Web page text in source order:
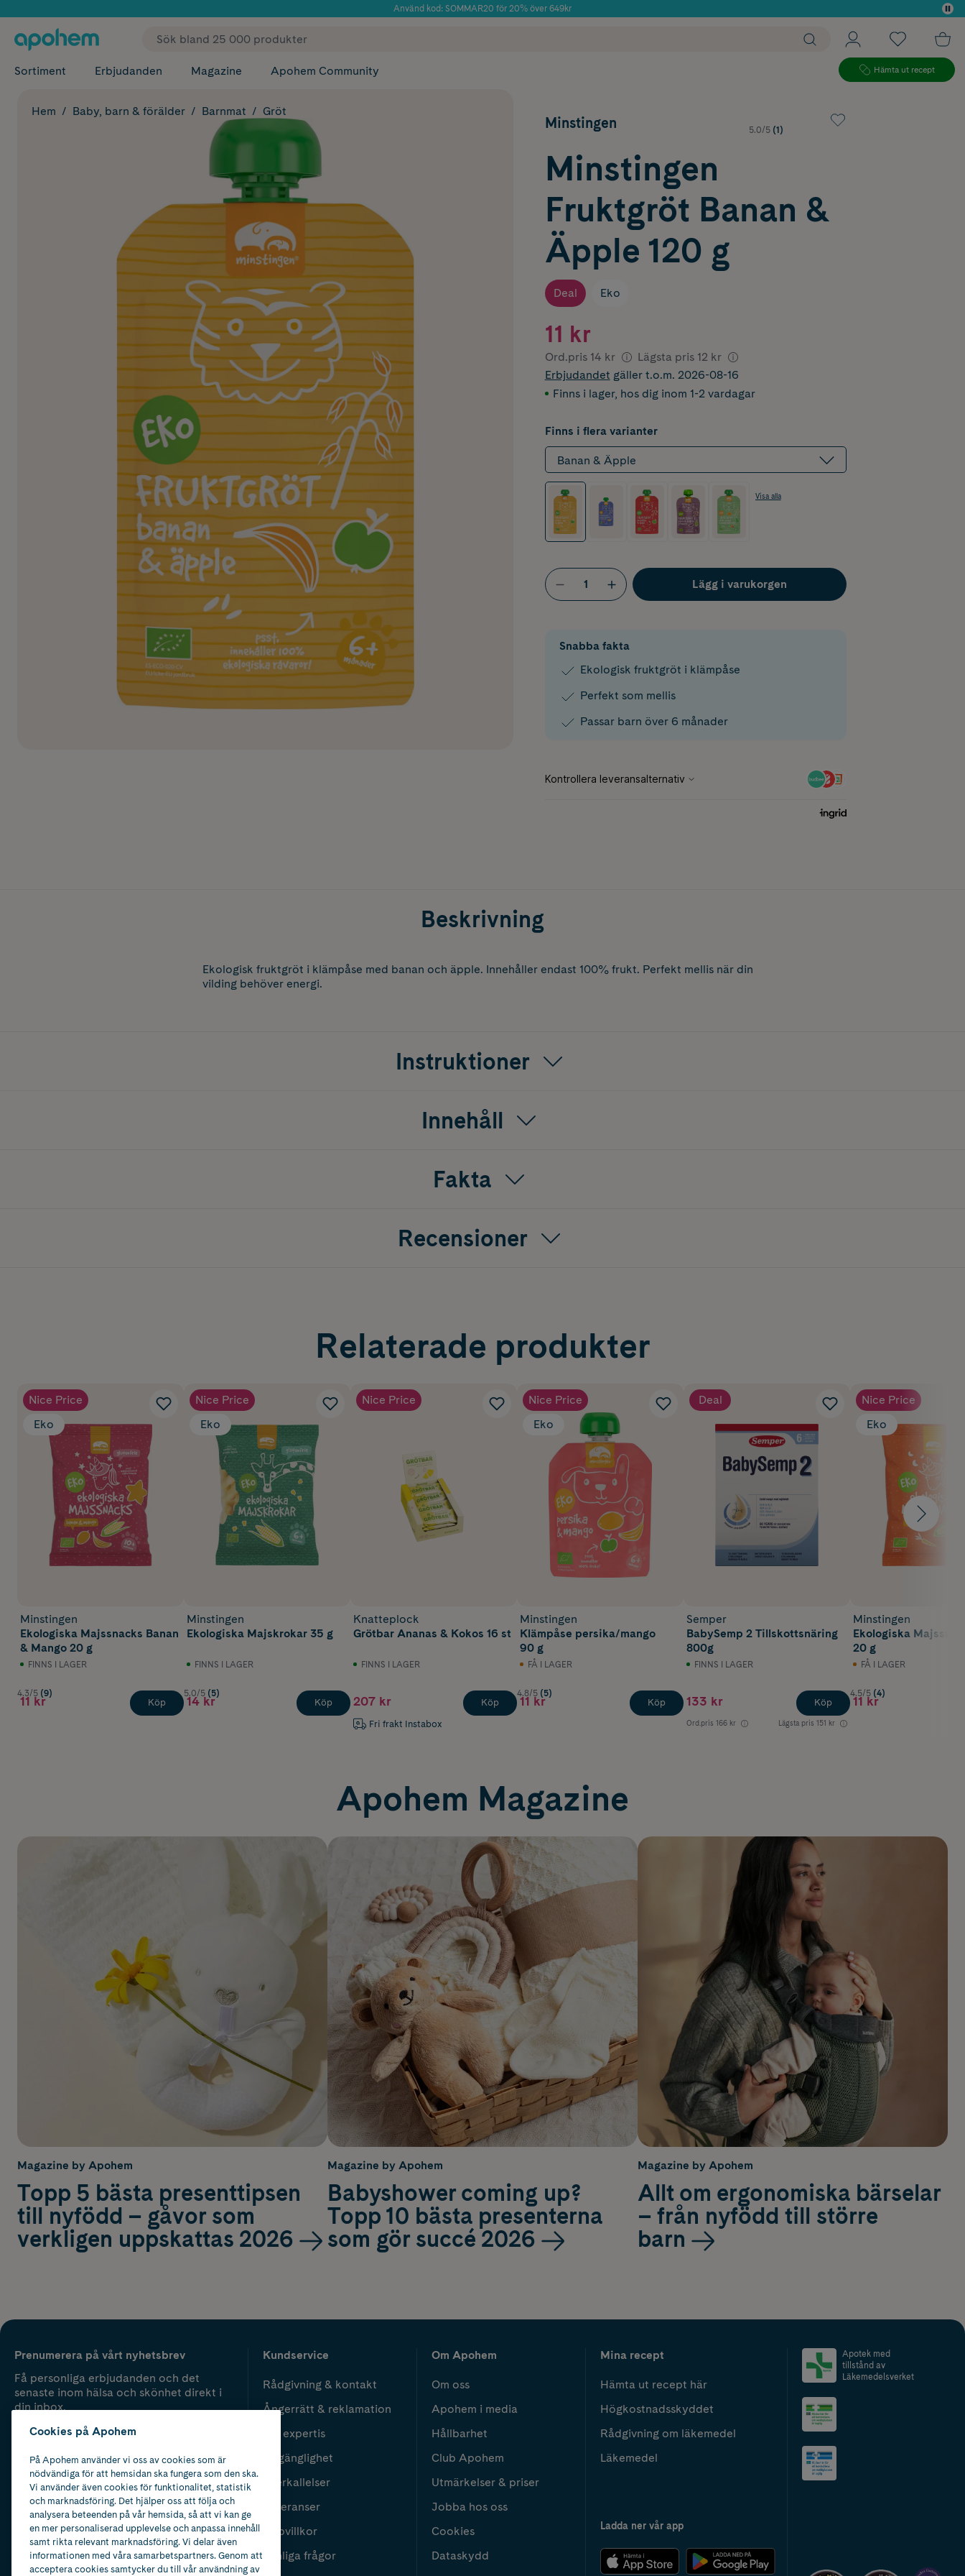
Använd kod: SOMMAR20 för 20% över 649kr
Sortiment Erbjudanden Magazine Apohem Community Hämta ut recept
Hem Baby, barn & förälder Barnmat Gröt
Minstingen 5.0/5 (1)
Minstingen
Fruktgröt Banan &
Äpple 120 g
Deal Eko
11 kr
Ord.pris 14 kr Lägsta pris 12 kr
Erbjudandet gäller t.o.m. 2026-08-16
Finns i lager, hos dig inom 1-2 vardagar
Finns i flera varianter
Banan & Äpple
Visa alla
Lägg i varukorgen
Snabba fakta
Ekologisk fruktgröt i klämpåse
Perfekt som mellis
Passar barn över 6 månader
Beskrivning
Ekologisk fruktgröt i klämpåse med banan och äpple. Innehåller endast 100% frukt. Perfekt mellis när din
vilding behöver energi.
Instruktioner
Innehåll
Fakta
Recensioner
Relaterade produkter
Nice Price
Eko
Minstingen
Ekologiska Majssnacks Banan
& Mango 20 g
FINNS I LAGER
4.3/5 (9)
11 kr Köp
Nice Price
Eko
Minstingen
Ekologiska Majskrokar 35 g
FINNS I LAGER
5.0/5 (5)
14 kr Köp
Nice Price
Knatteplock
Grötbar Ananas & Kokos 16 st
FINNS I LAGER
207 kr
Fri frakt Instabox
Köp
Nice Price
Eko
Minstingen
Klämpåse persika/mango
90 g
FÅ I LAGER
4.8/5 (5)
11 kr Köp
Deal
Semper
BabySemp 2 Tillskottsnäring
800g
FINNS I LAGER
133 kr
Ord.pris 166 kr Lägsta pris 151 kr
Köp
Nice Price
Eko
Minstingen
Ekologiska
20 g
FÅ I LAGER
4.5/5 (4)
11 kr
Apohem Magazine
Magazine by Apohem
Topp 5 bästa presenttipsen
till nyfödd – gåvor som
verkligen uppskattas 2026
Magazine by Apohem
Babyshower coming up?
Topp 10 bästa presenterna
som gör succé 2026
Magazine by Apohem
Allt om ergonomiska bärselar
– från nyfödd till större
barn
Prenumerera på vårt nyhetsbrev
Få personliga erbjudanden och det
senaste inom hälsa och skönhet direkt i
din inbox.
Kundservice
Rådgivning & kontakt
Ångerrätt & reklamation
Vår expertis
Tillgänglighet
Återkallelser
Leveranser
Köpvillkor
Vanliga frågor
Om Apohem
Om oss
Apohem i media
Hållbarhet
Club Apohem
Utmärkelser & priser
Jobba hos oss
Cookies
Dataskydd
Mina recept
Hämta ut recept här
Högkostnadsskyddet
Rådgivning om läkemedel
Läkemedel
Ladda ner vår app
Apotek med
tillstånd av
Läkemedelsverket
Cookies på Apohem
På Apohem använder vi oss av cookies som är
nödvändiga för att hemsidan ska fungera som den ska.
Vi använder även cookies för funktionalitet, statistik
och marknadsföring. Det hjälper oss att följa och
analysera beteenden på vår hemsida, så att vi kan ge
en mer personaliserad upplevelse och anpassa innehåll
samt rikta relevant marknadsföring. Vi delar även
informationen med våra samarbetspartners. Genom att
acceptera cookies samtycker du till vår användning av